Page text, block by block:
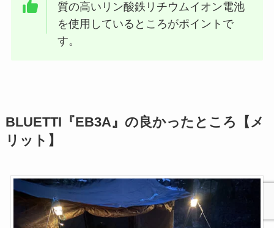
質の高いリン酸鉄リチウムイオン電池
を使用しているところがポイントで
す。
BLUETTI『EB3A』の良かったところ【メ
リット】